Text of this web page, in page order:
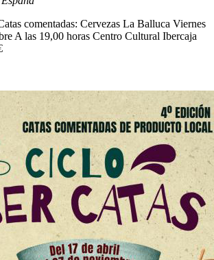
comentadas: Cervezas La Balluca Viernes
A las 19,00 horas Centro Cultural Ibercaja